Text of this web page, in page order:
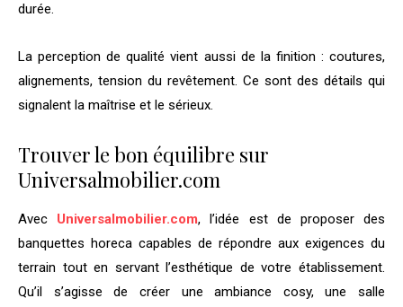
durée.
La perception de qualité vient aussi de la finition : coutures,
alignements, tension du revêtement. Ce sont des détails qui
signalent la maîtrise et le sérieux.
Trouver le bon équilibre sur
Universalmobilier.com
Avec Universalmobilier.com, l’idée est de proposer des
banquettes horeca capables de répondre aux exigences du
terrain tout en servant l’esthétique de votre établissement.
Qu’il s’agisse de créer une ambiance cosy, une salle